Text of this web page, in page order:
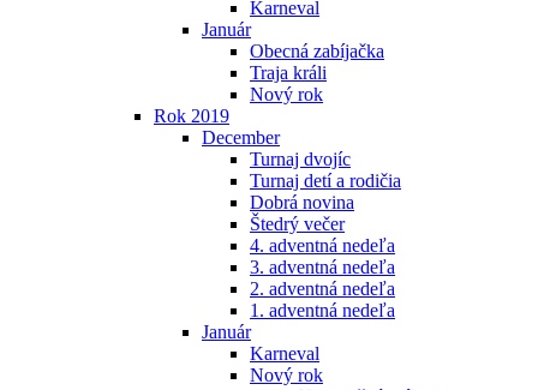
Karneval
Január
Obecná zabíjačka
Traja králi
Nový rok
Rok 2019
December
Turnaj dvojíc
Turnaj detí a rodičia
Dobrá novina
Štedrý večer
4. adventná nedeľa
3. adventná nedeľa
2. adventná nedeľa
1. adventná nedeľa
Január
Karneval
Nový rok